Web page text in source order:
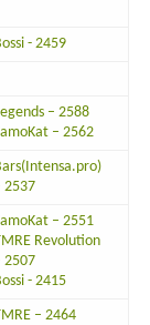
- 2459
– 2588
– 2562
2537
– 2551
Revolution
2507
- 2415
– 2464